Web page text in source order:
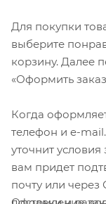
Для покупки
выберите
корзину. Далее
«Оформить
Когда
телефон и e-
уточнит условия
вам придет
почту или через